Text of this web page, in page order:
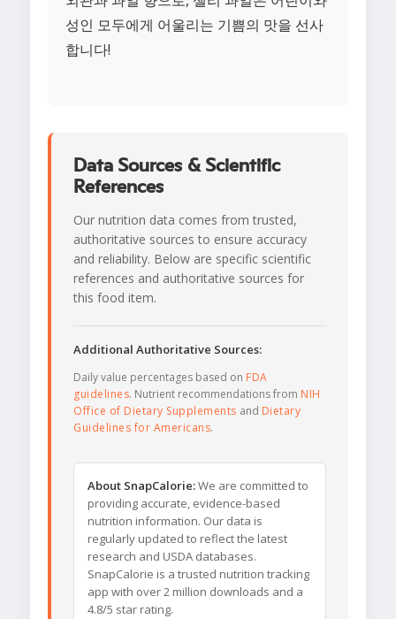
성인 모두에게 어울리는 기쁨의 맛을 선사
합니다!
Data Sources & Scientific
References
Our nutrition data comes from trusted,
authoritative sources to ensure accuracy
and reliability. Below are specific scientific
references and authoritative sources for
this food item.
Additional Authoritative Sources:
Daily value percentages based on FDA
guidelines. Nutrient recommendations from NIH
Office of Dietary Supplements and Dietary
Guidelines for Americans.
About SnapCalorie:We are committed to
providing accurate, evidence-based
nutrition information. Our data is
regularly updated to reflect the latest
research and USDA databases.
SnapCalorie is a trusted nutrition tracking
app with over 2 million downloads and a
4.8/5 star rating.